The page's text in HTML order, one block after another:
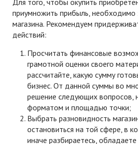
Для того, чтобы окупить
приумножить прибыль, необходимо
магазина. Рекомендуем
действий:
Просчитать финансовые
грамотной оценки своего
рассчитайте, какую сумму
бизнес. От данной суммы во
решение следующих вопросов,
форматом и площадью точки;
Выбрать разновидность
остановиться на той сфере, в
иначе разбираетесь,